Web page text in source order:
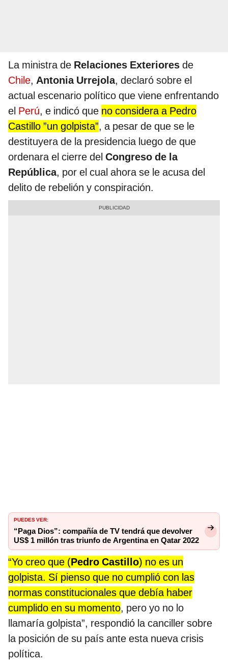
La ministra de Relaciones Exteriores de
Chile, Antonia Urrejola, declaró sobre el
actual escenario político que viene enfrentando
el Perú, e indicó que no considera a Pedro
Castillo ”un golpista”, a pesar de que se le
destituyera de la presidencia luego de que
ordenara el cierre del Congreso de la
República, por el cual ahora se le acusa del
delito de rebelión y conspiración.
PUEDES VER:
“Paga Dios”: compañía de TV tendrá que devolver
US$ 1 millón tras triunfo de Argentina en Qatar 2022
“Yo creo que (Pedro Castillo) no es un
golpista. Sí pienso que no cumplió con las
normas constitucionales que debía haber
cumplido en su momento, pero yo no lo
llamaría golpista”, respondió la canciller sobre
la posición de su país ante esta nueva crisis
política.